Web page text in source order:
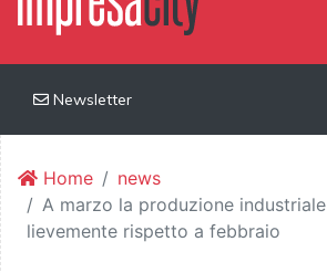
Newsletter
Home
news
A marzo la produzione
lievemente rispetto a febbraio